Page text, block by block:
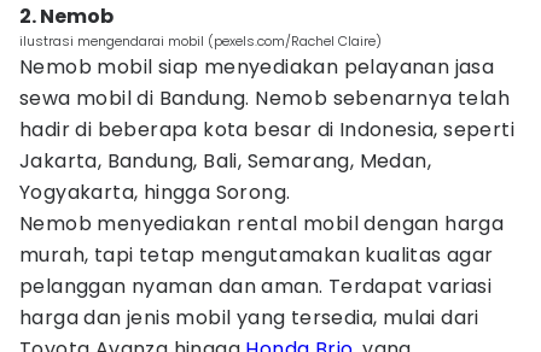
2. Nemob
ilustrasi mengendarai mobil (pexels.com/Rachel Claire)
Nemob mobil siap menyediakan pelayanan jasa
sewa mobil di Bandung. Nemob sebenarnya telah
hadir di beberapa kota besar di Indonesia, seperti
Jakarta, Bandung, Bali, Semarang, Medan,
Yogyakarta, hingga Sorong.
Nemob menyediakan rental mobil dengan harga
murah, tapi tetap mengutamakan kualitas agar
pelanggan nyaman dan aman. Terdapat variasi
harga dan jenis mobil yang tersedia, mulai dari